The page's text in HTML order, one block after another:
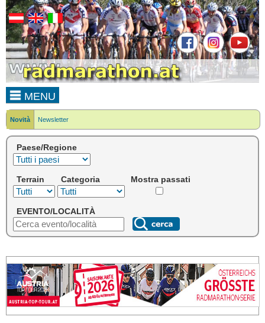
MENU
Novità Newsletter
Paese/Regione
Terrain Categoria Mostra passati
EVENTO/LOCALITÀ